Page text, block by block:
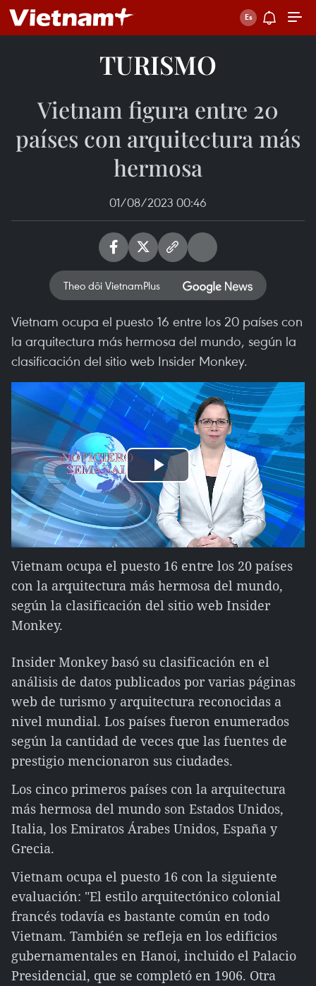
TURISMO
Vietnam figura entre 20
países con arquitectura más
hermosa
01/08/2023 00:46
Theo dõi VietnamPlus
Vietnam ocupa el puesto 16 entre los 20 países con
la arquitectura más hermosa del mundo, según la
clasificación del sitio web Insider Monkey.
Play
Video
Vietnam ocupa el puesto 16 entre los 20 países
con la arquitectura más hermosa del mundo,
según la clasificación del sitio web Insider
Monkey.
Insider Monkey basó su clasificación en el
análisis de datos publicados por varias páginas
web de turismo y arquitectura reconocidas a
nivel mundial. Los países fueron enumerados
según la cantidad de veces que las fuentes de
prestigio mencionaron sus ciudades.
Los cinco primeros países con la arquitectura
más hermosa del mundo son Estados Unidos,
Italia, los Emiratos Árabes Unidos, España y
Grecia.
Vietnam ocupa el puesto 16 con la siguiente
evaluación: "El estilo arquitectónico colonial
francés todavía es bastante común en todo
Vietnam. También se refleja en los edificios
gubernamentales en Hanoi, incluido el Palacio
Presidencial, que se completó en 1906. Otra